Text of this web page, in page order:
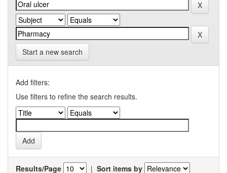
Start a new search
Add filters:
Use filters to refine the search results.
Results/Page | Sort items by